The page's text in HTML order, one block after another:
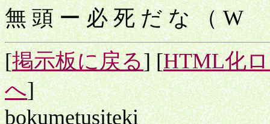
無 頭 ー 必 死 だ な （ W
[掲示板に戻る] [HTML化
へ]
bokumetusiteki